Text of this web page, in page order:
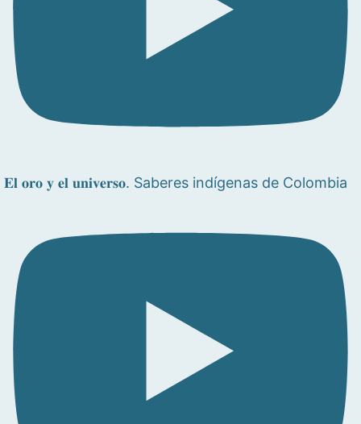
𝐄𝐥 𝐨𝐫𝐨 𝐲 𝐞𝐥 𝐮𝐧𝐢𝐯𝐞𝐫𝐬𝐨. Saberes indígenas de Colombia